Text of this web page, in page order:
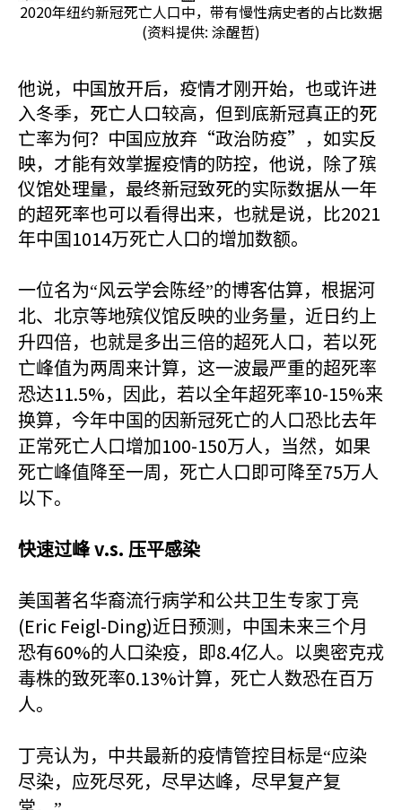
2020年纽约新冠死亡人口中，带有慢性病史者的占比数据
(资料提供: 涂醒哲)
他说，中国放开后，疫情才刚开始，也或许进
入冬季，死亡人口较高，但到底新冠真正的死
亡率为何？中国应放弃“政治防疫”，如实反
映，才能有效掌握疫情的防控，他说，除了殡
仪馆处理量，最终新冠致死的实际数据从一年
的超死率也可以看得出来，也就是说，比2021
年中国 1014万死亡人口的增加数额。
一位名为“风云学会陈经”的博客估算，根据河
北、北京等地殡仪馆反映的业务量，近日约上
升四倍，也就是多出三倍的超死人口，若以死
亡峰值为两周来计算，这一波最严重的超死率
恐达11.5%，因此，若以全年超死率10-15%来
换算，今年中国的因新冠死亡的人口恐比去年
正常死亡人口增加 100-150万人，当然，如果
死亡峰值降至一周，死亡人口即可降至75万人
以下。
快速过峰v.s. 压平感染
美国著名华裔流行病学和公共卫生专家丁亮
(Eric Feigl-Ding)近日预测，中国未来三个月
恐有60%的人口染疫，即8.4亿人。以奥密克戎
毒株的致死率0.13%计算，死亡人数恐在百万
人。
丁亮认为，中共最新的疫情管控目标是“应染
尽染，应死尽死，尽早达峰，尽早复产复